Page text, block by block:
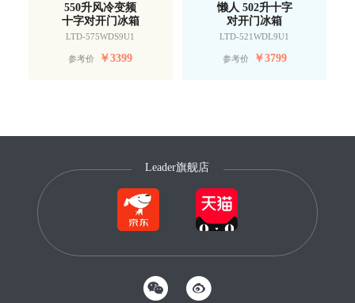
550升风冷变频
十字对开门冰箱
LTD-575WDS9U1
参考价 ￥3399
懒人 502升十字
对开门冰箱
LTD-521WDL9U1
参考价 ￥3799
Leader旗舰店